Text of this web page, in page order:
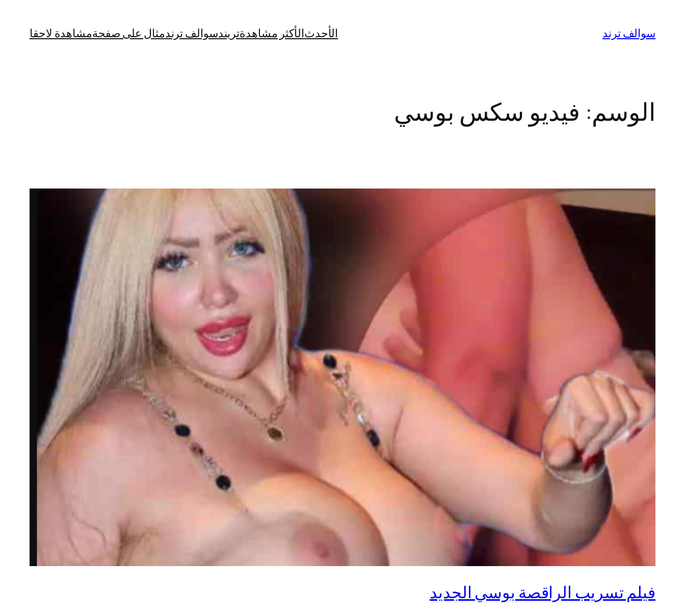
المحتوى
سوالف ترند الأحدثالأكثر مشاهدةتريندسوالف ترندمثال على صفحةمشاهدة لاحقا
الوسم: فيديو سكس بوسي
فيلم تسريب الراقصة بوسي الجديد